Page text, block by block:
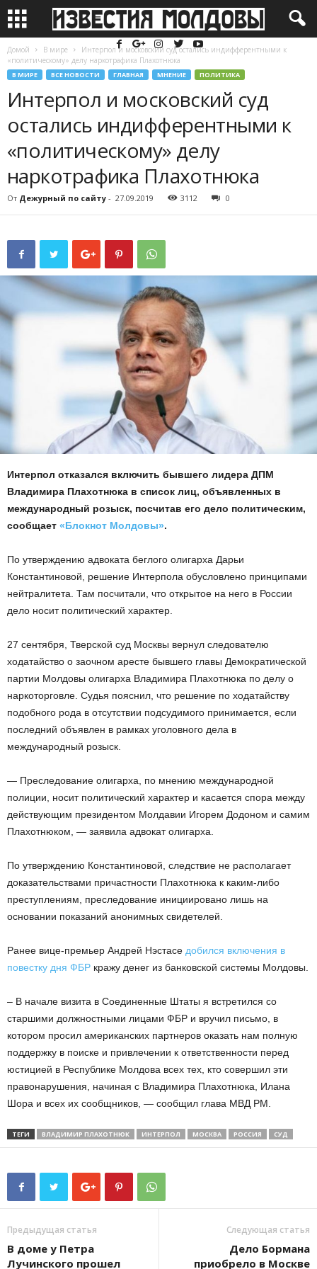
Домой В мире
Интерпол и московский суд остались индифферентными к
«политическому» делу наркотрафика Плахотнюка
В МИРЕ ВСЕ НОВОСТИ ГЛАВНАЯ МНЕНИЕ ПОЛИТИКА
Интерпол и московский суд
остались индифферентными к
«политическому» делу
наркотрафика Плахотнюка
От Дежурный по сайту - 27.09.2019 3112 0
Интерпол отказался включить бывшего лидера ДПМ
Владимира Плахотнюка в список лиц, объявленных в
международный розыск, посчитав его дело политическим,
сообщает «Блокнот Молдовы».
По утверждению адвоката беглого олигарха Дарьи
Константиновой, решение Интерпола обусловлено принципами
нейтралитета. Там посчитали, что открытое на него в России
дело носит политический характер.
27 сентября, Тверской суд Москвы вернул следователю
ходатайство о заочном аресте бывшего главы Демократической
партии Молдовы олигарха Владимира Плахотнюка по делу о
наркоторговле. Судья пояснил, что решение по ходатайству
подобного рода в отсутствии подсудимого принимается, если
последний объявлен в рамках уголовного дела в
международный розыск.
— Преследование олигарха, по мнению международной
полиции, носит политический характер и касается спора между
действующим президентом Молдавии Игорем Додоном и самим
Плахотнюком, — заявила адвокат олигарха.
По утверждению Константиновой, следствие не располагает
доказательствами причастности Плахотнюка к каким-либо
преступлениям, преследование инициировано лишь на
основании показаний анонимных свидетелей.
Ранее вице-премьер Андрей Нэстасе добился включения в
повестку дня ФБР кражу денег из банковской системы Молдовы.
– В начале визита в Соединенные Штаты я встретился со
старшими должностными лицами ФБР и вручил письмо, в
котором просил американских партнеров оказать нам полную
поддержку в поиске и привлечении к ответственности перед
юстицией в Республике Молдова всех тех, кто совершил эти
правонарушения, начиная с Владимира Плахотнюка, Илана
Шора и всех их сообщников, — сообщил глава МВД РМ.
ТЕГИ ВЛАДИМИР ПЛАХОТНЮК ИНТЕРПОЛ МОСКВА РОССИЯ СУД
Предыдущая статья
В доме у Петра
Лучинского прошел
Следующая статья
Дело Бормана
приобрело в Москве